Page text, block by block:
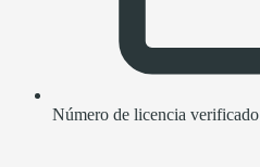
Número de licencia verificado